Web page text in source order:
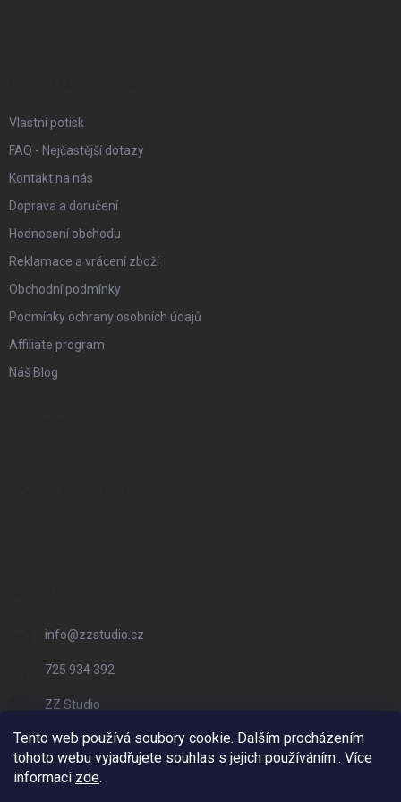
Tento web používá soubory cookie. Dalším procházením
tohoto webu vyjadřujete souhlas s jejich používáním.. Více
informací zde.
Vlastní potisk
FAQ - Nejčastější dotazy
Kontakt na nás
Doprava a doručení
Hodnocení obchodu
Reklamace a vrácení zboží
Obchodní podmínky
Podmínky ochrany osobních údajů
Affiliate program
Náš Blog
info@zzstudio.cz
725 934 392
ZZ Studio
zzstudio_cz